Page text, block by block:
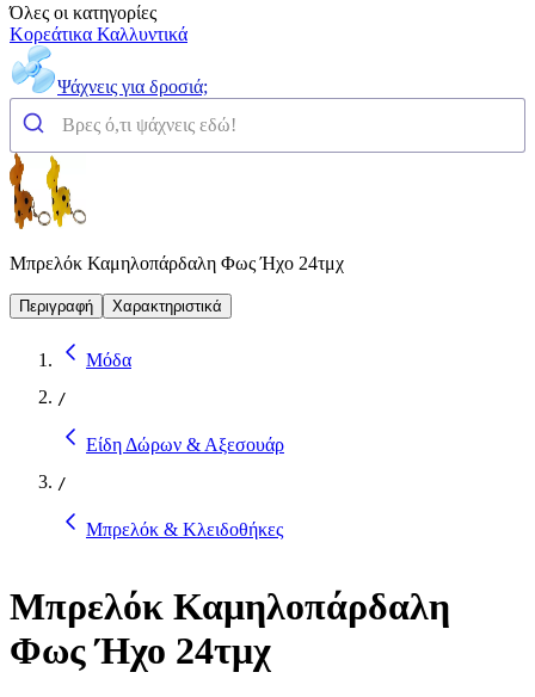
Όλες οι κατηγορίες
Κορεάτικα Καλλυντικά
Ψάχνεις για δροσιά;
Μπρελόκ Καμηλοπάρδαλη Φως Ήχο 24τμχ
Περιγραφή Χαρακτηριστικά
Μόδα
/
Είδη Δώρων & Αξεσουάρ
/
Μπρελόκ & Κλειδοθήκες
Μπρελόκ Καμηλοπάρδαλη
Φως Ήχο 24τμχ